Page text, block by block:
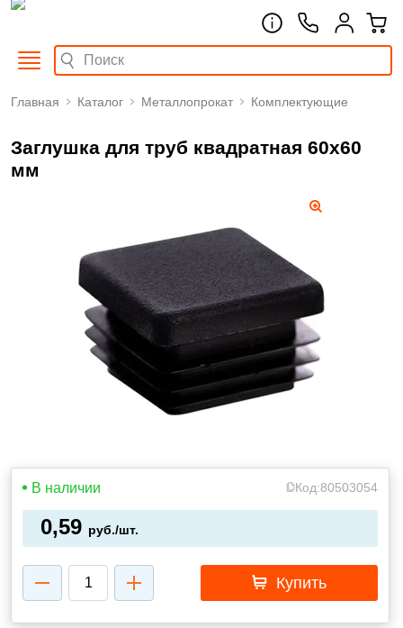
Главная Каталог Металлопрокат Комплектующие
Заглушка для труб квадратная 60x60
мм
В наличии Код:80503054
0,59 руб./шт.
Купить